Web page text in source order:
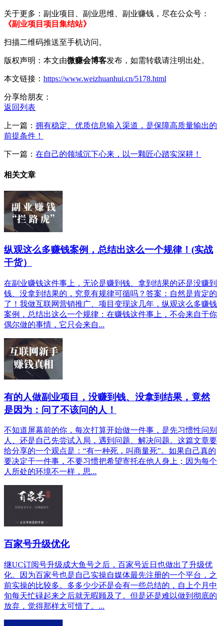
关于更多：副业项目、副业思维、副业赚钱，尽在公众号：
《副业项目项目集结站》
扫描二维码推送至手机访问。
版权声明：本文由微赚会博客发布，如需转载请注明出处。
本文链接： https://www.weizhuanhui.cn/5178.html
分享给朋友：
返回列表
上一篇： 拥有稳定、优质信息输入渠道，是保障高质量输出的
前提条件！
下一篇： 在自己的领域沉下心来，以一颗匠心踏实深耕！
相关文章
纵观这么多赚钱案例，总结出这么一个规律！(实战
干货）
在副业赚钱这件事上，无论是赚到钱、拿到结果的还是没赚到
钱、没拿到结果的，究竟有规律可循吗？答案：自然是肯定的
了！我做互联网营销推广、项目变现这几年，纵观这么多赚钱
案例，总结出这么一个规律：在赚钱这件事上，不会来自于你
偶尔做的事情，它只会来自...
有的人做副业项目，没赚到钱、没拿到结果，竟然
是因为：问了不该问的人！
不知道屏幕前的你，每次打算开始做一件事，是先习惯性问别
人、还是自己先尝试入局，遇到问题、解决问题。这篇文章要
给分享的一个观点是：“有一种死，叫商量死”。如果自己真的
要决定干一件事，不要习惯把希望寄托在他人身上；因为每个
人所处的环境不一样，思...
百家号升级优化
继UC订阅号升级成大鱼号之后，百家号近日也做出了升级优
化。因为百家号也是自己实操自媒体最先注册的一个平台，之
前实操的比较多。多多少少还是会有一些总结的，自上个月中
旬每天忙碌起来之后就无暇顾及了。但是还是难以做到彻底的
放弃，觉得那样太可惜了。...